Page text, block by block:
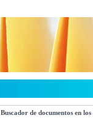
Buscador de documentos en